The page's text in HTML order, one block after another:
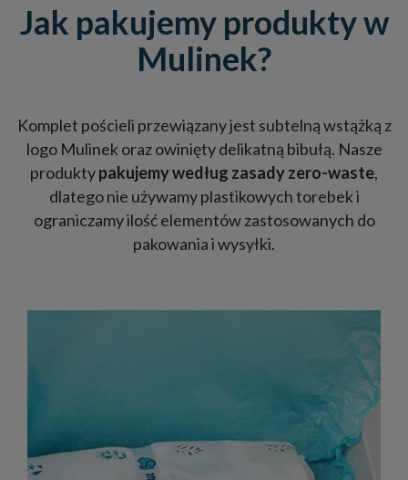
Jak pakujemy produkty w
Mulinek?
Komplet pościeli przewiązany jest subtelną wstążką z
logo Mulinek oraz owinięty delikatną bibułą. Nasze
produktypakujemy według zasady zero-waste,
dlatego nie używamy plastikowych torebek i
ograniczamy ilość elementów zastosowanych do
pakowania i wysyłki.